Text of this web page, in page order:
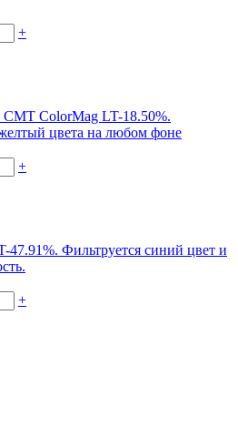
+
ColorMag LT-18.50%.
цвета на любом фоне
+
Фильтруется синий цвет и
+